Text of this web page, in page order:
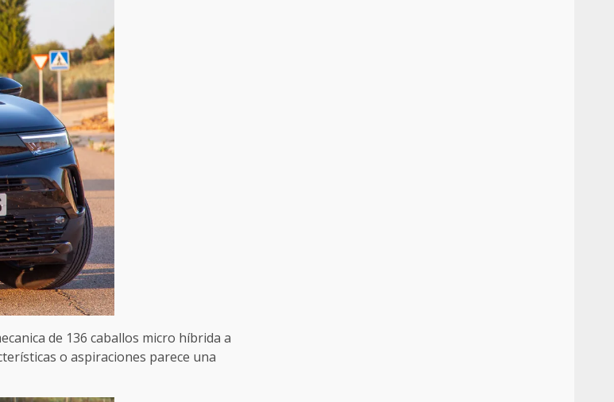
de 136 caballos micro híbrida a
o aspiraciones parece una